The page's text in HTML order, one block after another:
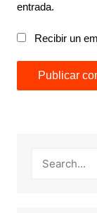
entrada.
Recibir un